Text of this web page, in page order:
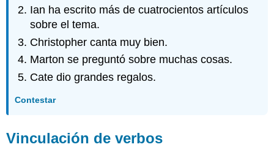
Ian ha escrito más de cuatrocientos artículos
sobre el tema.
Christopher canta muy bien.
Marton se preguntó sobre muchas cosas.
Cate dio grandes regalos.
Contestar
Vinculación de verbos